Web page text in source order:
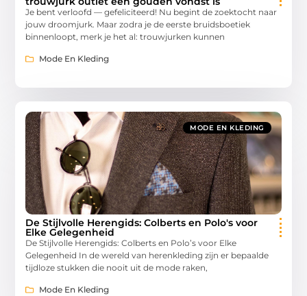
Je bent verloofd — gefeliciteerd! Nu begint de zoektocht naar
jouw droomjurk. Maar zodra je de eerste bruidsboetiek
binnenloopt, merk je het al: trouwjurken kunnen
Mode En Kleding
MODE EN KLEDING
De Stijlvolle Herengids: Colberts en Polo's voor
Elke Gelegenheid
De Stijlvolle Herengids: Colberts en Polo’s voor Elke
Gelegenheid In de wereld van herenkleding zijn er bepaalde
tijdloze stukken die nooit uit de mode raken,
Mode En Kleding